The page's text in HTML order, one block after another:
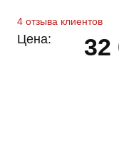
4 отзыва клиентов
Цена: 32